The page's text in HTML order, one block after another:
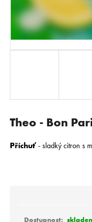
Theo - Bon
Příchuť- sladký citron s
N
A
J
Í